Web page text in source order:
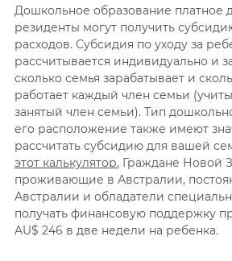
Дошкольное образование платное
резиденты могут получить
расходов. Субсидия по уходу за
рассчитывается индивидуально и
сколько семья зарабатывает и
работает каждый член семьи
занятый член семьи). Тип
его расположение также имеют
рассчитать субсидию для вашей
этот калькулятор. Граждане Новой
проживающие в Австралии,
Австралии и обладатели
получать финансовую поддержку
AU$ 246 в две недели на ребенка.